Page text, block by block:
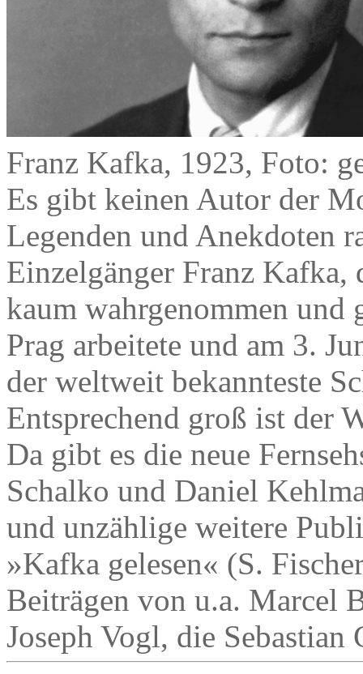
Franz Kafka, 1923, Foto:
Es gibt keinen Autor der
Legenden und Anekdoten
Einzelgänger Franz Kafka,
kaum wahrgenommen und
Prag arbeitete und am 3.
der weltweit bekannteste
Entsprechend groß ist der
Da gibt es die neue
Schalko und Daniel
und unzählige weitere
»Kafka gelesen« (S.
Beiträgen von u.a. Marcel
Joseph Vogl, die Sebastian